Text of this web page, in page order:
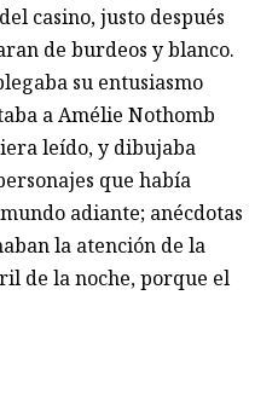
casino, justo después
de burdeos y blanco.
su entusiasmo
a Amélie Nothomb
leído, y dibujaba
que había
adiante; anécdotas
la atención de la
de la noche, porque el